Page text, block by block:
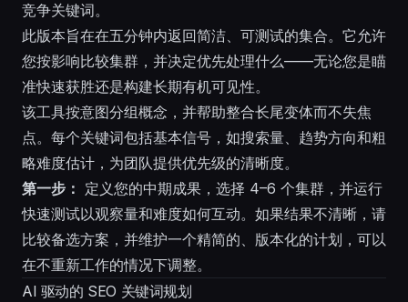
竞争关键词。
此版本旨在在五分钟内返回简洁、可测试的集合。它允许
您按影响比较集群，并决定优先处理什么——无论您是瞄
准快速获胜还是构建长期有机可见性。
该工具按意图分组概念，并帮助整合长尾变体而不失焦
点。每个关键词包括基本信号，如搜索量、趋势方向和粗
略难度估计，为团队提供优先级的清晰度。
第一步： 定义您的中期成果，选择 4–6 个集群，并运行
快速测试以观察量和难度如何互动。如果结果不清晰，请
比较备选方案，并维护一个精简的、版本化的计划，可以
在不重新工作的情况下调整。
AI 驱动的 SEO 关键词规划